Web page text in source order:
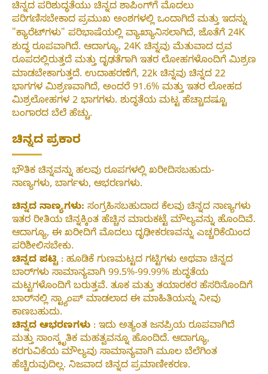
ಚಿನ್ನದ ಪರಿಶುದ್ಧತೆಯು ಚಿನ್ನದ ಶಾಪಿಂಗ್‌ಗೆ ಮೊದಲು
ಪರಿಗಣಿಸಬೇಕಾದ ಪ್ರಮುಖ ಅಂಶಗಳಲ್ಲಿ ಒಂದಾಗಿದೆ ಮತ್ತು ಇದನ್ನು
"ಕ್ಯಾರೆಟ್‌ಗಳು" ಪರಿಭಾಷೆಯಲ್ಲಿ ವ್ಯಾಖ್ಯಾನಿಸಲಾಗಿದೆ, ಜೊತೆಗೆ 24K
ಶುದ್ಧ ರೂಪವಾಗಿದೆ. ಆದಾಗ್ಯೂ, 24K ಚಿನ್ನವು ಮೆತುವಾದ ದ್ರವ
ರೂಪದಲ್ಲಿರುತ್ತದೆ ಮತ್ತು ದೃಢತೆಗಾಗಿ ಇತರ ಲೋಹಗಳೊಂದಿಗೆ ಮಿಶ್ರಣ
ಮಾಡಬೇಕಾಗುತ್ತದೆ. ಉದಾಹರಣೆಗೆ, 22k ಚಿನ್ನವು ಚಿನ್ನದ 22
ಭಾಗಗಳ ಮಿಶ್ರಣವಾಗಿದೆ, ಅಂದರೆ 91.6% ಮತ್ತು ಇತರ ಲೋಹದ
ಮಿಶ್ರಲೋಹಗಳ 2 ಭಾಗಗಳು. ಶುದ್ಧತೆಯ ಮಟ್ಟ ಹೆಚ್ಚಾದಷ್ಟೂ
ಬಂಗಾರದ ಬೆಲೆ ಹೆಚ್ಚು.
ಚಿನ್ನದ ಪ್ರಕಾರ
ಭೌತಿಕ ಚಿನ್ನವನ್ನು ಹಲವು ರೂಪಗಳಲ್ಲಿ ಖರೀದಿಸಬಹುದು-
ನಾಣ್ಯಗಳು, ಬಾರ್ಗಳು, ಆಭರಣಗಳು.
ಚಿನ್ನದ ನಾಣ್ಯಗಳು: ಸಂಗ್ರಹಿಸಬಹುದಾದ ಕೆಲವು ಚಿನ್ನದ ನಾಣ್ಯಗಳು
ಇತರ ರೀತಿಯ ಚಿನ್ನಕ್ಕಿಂತ ಹೆಚ್ಚಿನ ಮಾರುಕಟ್ಟೆ ಮೌಲ್ಯವನ್ನು ಹೊಂದಿವೆ.
ಆದಾಗ್ಯೂ, ಈ ಖರೀದಿಗೆ ಮೊದಲು ದೃಢೀಕರಣವನ್ನು ಎಚ್ಚರಿಕೆಯಿಂದ
ಪರಿಶೀಲಿಸಬೇಕು.
ಚಿನ್ನದ ಪಟ್ಟಿ: ಹೂಡಿಕೆ ಗುಣಮಟ್ಟದ ಗಟ್ಟಿಗಳು ಅಥವಾ ಚಿನ್ನದ
ಬಾರ್‌ಗಳು ಸಾಮಾನ್ಯವಾಗಿ 99.5%-99.99% ಶುದ್ಧತೆಯ
ಮಟ್ಟಗಳೊಂದಿಗೆ ಬರುತ್ತವೆ. ತೂಕ ಮತ್ತು ತಯಾರಕರ ಹೆಸರಿನೊಂದಿಗೆ
ಬಾರ್‌ನಲ್ಲಿ ಸ್ಟ್ಯಾಂಪ್ ಮಾಡಲಾದ ಈ ಮಾಹಿತಿಯನ್ನು ನೀವು
ಕಾಣಬಹುದು.
ಚಿನ್ನದ ಆಭರಣಗಳು : ಇದು ಅತ್ಯಂತ ಜನಪ್ರಿಯ ರೂಪವಾಗಿದೆ
ಮತ್ತು ಸಾಂಸ್ಕೃತಿಕ ಮಹತ್ವವನ್ನೂ ಹೊಂದಿದೆ. ಆದಾಗ್ಯೂ,
ಕರಗುವಿಕೆಯ ಮೌಲ್ಯವು ಸಾಮಾನ್ಯವಾಗಿ ಮೂಲ ಬೆಲೆಗಿಂತ
ಹೆಚ್ಚಿರುವುದಿಲ್ಲ. ನಿಜವಾದ ಚಿನ್ನದ ಪ್ರಮಾಣೀಕರಣ.